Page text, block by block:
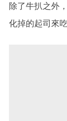
除了牛扒之外
化掉的起司來